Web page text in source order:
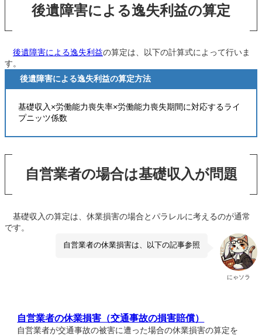
後遺障害による逸失利益の算定
後遺障害による逸失利益の算定は、以下の計算式によって行いま
す。
後遺障害による逸失利益の算定方法
基礎収入×労働能力喪失率×労働能力喪失期間に対応するライ
プニッツ係数
自営業者の場合は基礎収入が問題
基礎収入の算定は、休業損害の場合とパラレルに考えるのが通常
です。
にゃソラ
自営業者の休業損害は、以下の記事参照
自営業者の休業損害（交通事故の損害賠償）
自営業者が交通事故の被害に遭った場合の休業損害の算定を